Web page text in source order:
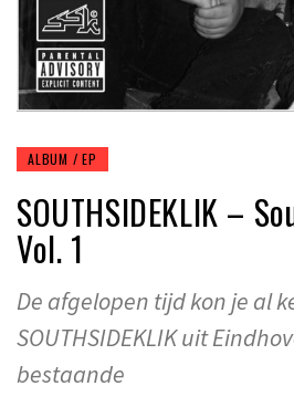
ALBUM / EP
SOUTHSIDEKLIK –
Vol. 1
De afgelopen tijd kon je al
SOUTHSIDEKLIK uit
bestaande